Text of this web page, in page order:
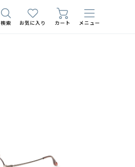
検索 お気に入り カート メニュー